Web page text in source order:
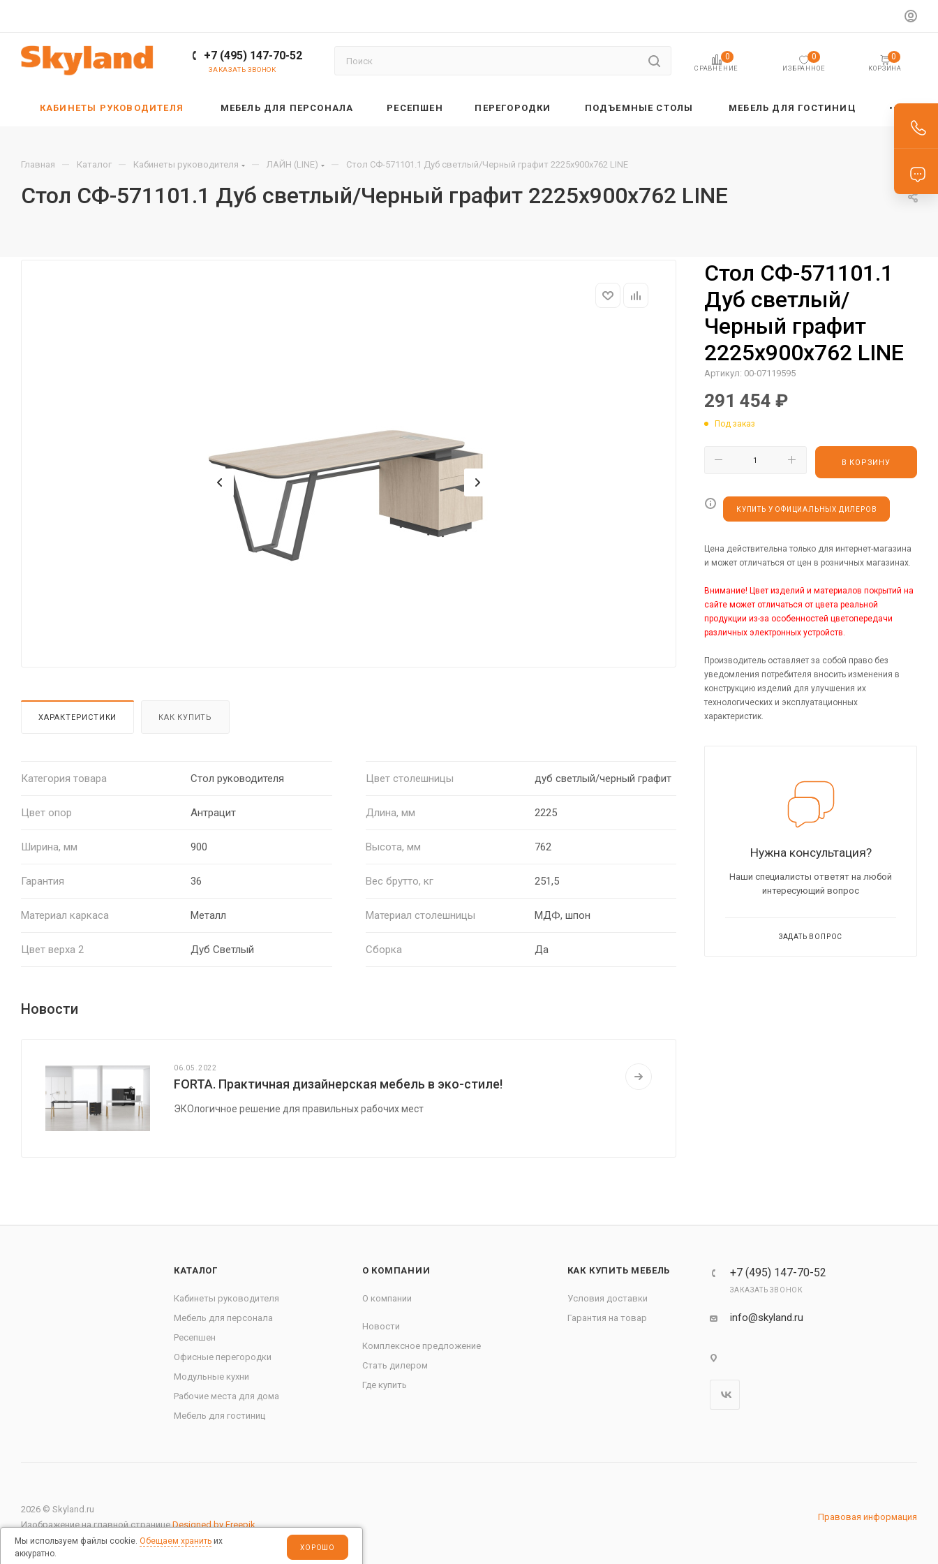
+7 (495) 147-70-52
ЗАКАЗАТЬ ЗВОНОК СРАВНЕНИЕ
0
ИЗБРАННОЕ
0
КОРЗИНА
0
КАБИНЕТЫ РУКОВОДИТЕЛЯ МЕБЕЛЬ ДЛЯ ПЕРСОНАЛА РЕСЕПШЕН ПЕРЕГОРОДКИ ПОДЪЕМНЫЕ СТОЛЫ МЕБЕЛЬ ДЛЯ ГОСТИНИЦ
Главная — Каталог — Кабинеты руководителя — ЛАЙН (LINE) — Стол СФ-571101.1 Дуб светлый/Черный графит 2225х900х762 LINE
Стол СФ-571101.1 Дуб светлый/Черный графит 2225х900х762 LINE
ХАРАКТЕРИСТИКИ КАК КУПИТЬ
Категория товара Стол руководителя Цвет столешницы дуб светлый/черный графит
Цвет опор Антрацит Длина, мм 2225
Ширина, мм 900 Высота, мм 762
Гарантия 36 Вес брутто, кг 251,5
Материал каркаса Металл Материал столешницы МДФ, шпон
Цвет верха 2 Дуб Светлый Сборка Да
Новости
06.05.2022
FORTA. Практичная дизайнерская мебель в эко-стиле!
ЭКОлогичное решение для правильных рабочих мест
Стол СФ-571101.1
Дуб светлый/
Черный графит
2225х900х762 LINE
Артикул: 00-07119595
291 454 ₽
Под заказ
В КОРЗИНУ
КУПИТЬ У ОФИЦИАЛЬНЫХ ДИЛЕРОВ
Цена действительна только для интернет-магазина
и может отличаться от цен в розничных магазинах.
Внимание! Цвет изделий и материалов покрытий на
сайте может отличаться от цвета реальной
продукции из-за особенностей цветопередачи
различных электронных устройств.
Производитель оставляет за собой право без
уведомления потребителя вносить изменения в
конструкцию изделий для улучшения их
технологических и эксплуатационных
характеристик.
Нужна консультация?
Наши специалисты ответят на любой
интересующий вопрос
ЗАДАТЬ ВОПРОС
КАТАЛОГ
Кабинеты руководителя
Мебель для персонала
Ресепшен
Офисные перегородки
Модульные кухни
Рабочие места для дома
Мебель для гостиниц
О КОМПАНИИ
О компании
Новости
Комплексное предложение
Стать дилером
Где купить
КАК КУПИТЬ МЕБЕЛЬ
Условия доставки
Гарантия на товар
+7 (495) 147-70-52
ЗАКАЗАТЬ ЗВОНОК
info@skyland.ru
2026 © Skyland.ru
Изображение на главной страницеDesigned by Freepik
Правовая информация
Мы используем файлы cookie. Обещаем хранить их
аккуратно.
ХОРОШО